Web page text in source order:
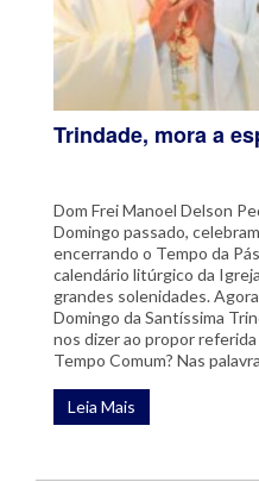
Trindade, mora a
Dom Frei Manoel Delson
Domingo passado,
encerrando o Tempo da
calendário litúrgico da
grandes solenidades.
Domingo da Santíssima
nos dizer ao propor
Tempo Comum? Nas
Leia Mais